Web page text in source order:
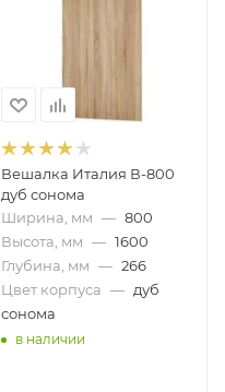
Вешалка Италия В-800
дуб сонома
Ширина, мм — 800
Высота, мм — 1600
Глубина, мм — 266
Цвет корпуса — дуб
сонома
в наличии